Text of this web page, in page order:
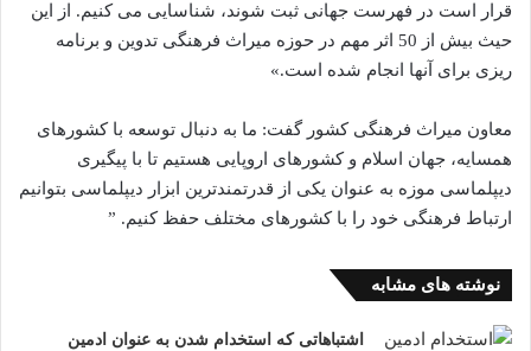
قرار است در فهرست جهانی ثبت شوند، شناسایی می کنیم. از این
حیث بیش از 50 اثر مهم در حوزه میراث فرهنگی تدوین و برنامه
ریزی برای آنها انجام شده است.»
معاون میراث فرهنگی کشور گفت: ما به دنبال توسعه با کشورهای
همسایه، جهان اسلام و کشورهای اروپایی هستیم تا با پیگیری
دیپلماسی موزه به عنوان یکی از قدرتمندترین ابزار دیپلماسی بتوانیم
ارتباط فرهنگی خود را با کشورهای مختلف حفظ کنیم. ”
نوشته های مشابه
اشتباهاتی که استخدام شدن به عنوان ادمین